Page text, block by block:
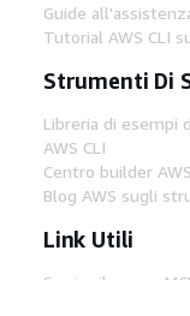
Guide
Tutorial AWS CLI
Strumenti Di
Libreria di esempi
AWS CLI
Centro builder AWS
Blog AWS sugli
Link Utili
Scarica il server